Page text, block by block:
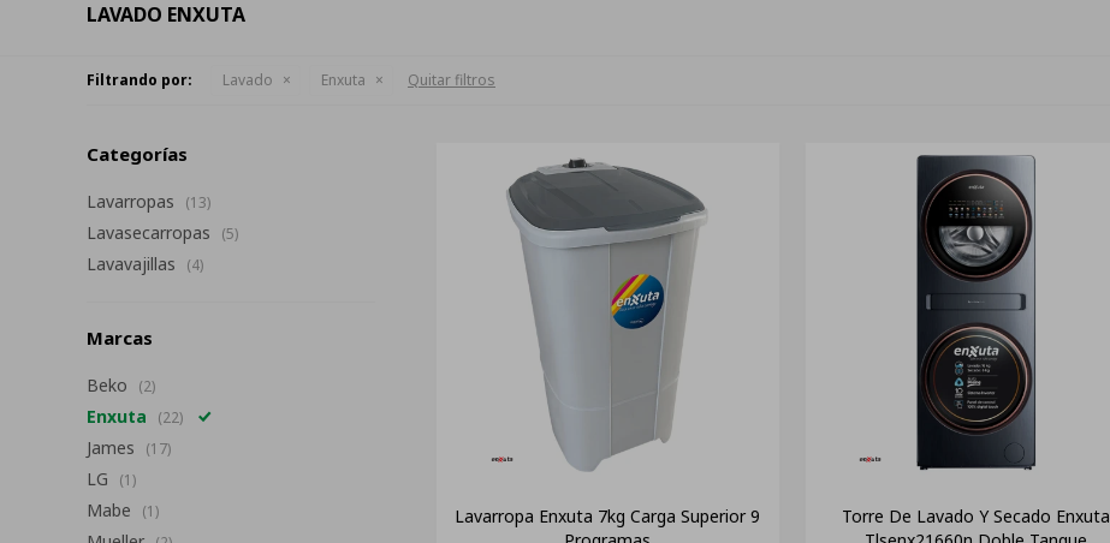
LAVADO ENXUTA
Filtrando por: Lavado Enxuta Quitar filtros
Lavarropa Enxuta 7kg Carga Superior 9
Torre De Lavado Y Secado Enxuta
Categorías
Lavarropas (13)
Lavasecarropas (5)
Lavavajillas (4)
Marcas
Beko (2)
Enxuta (22)
James (17)
LG (1)
Mabe (1)